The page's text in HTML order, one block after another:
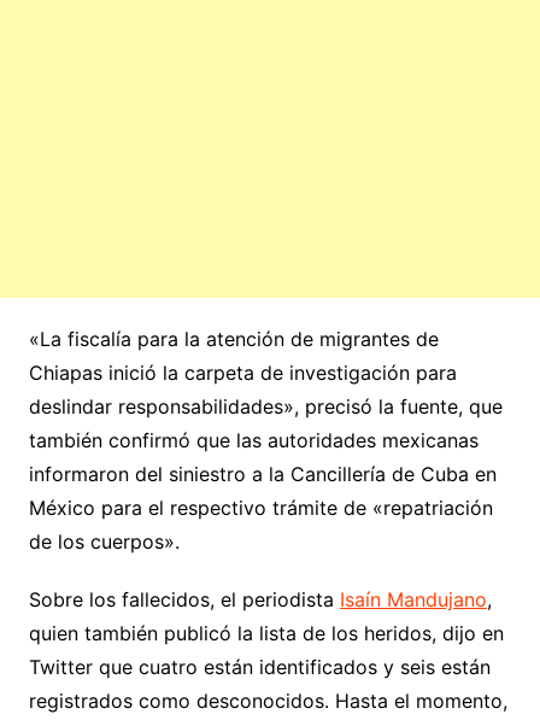
«La fiscalía para la atención de migrantes de
Chiapas inició la carpeta de investigación para
deslindar responsabilidades», precisó la fuente, que
también confirmó que las autoridades mexicanas
informaron del siniestro a la Cancillería de Cuba en
México para el respectivo trámite de «repatriación
de los cuerpos».
Sobre los fallecidos, el periodista Isaín Mandujano,
quien también publicó la lista de los heridos, dijo en
Twitter que cuatro están identificados y seis están
registrados como desconocidos. Hasta el momento,